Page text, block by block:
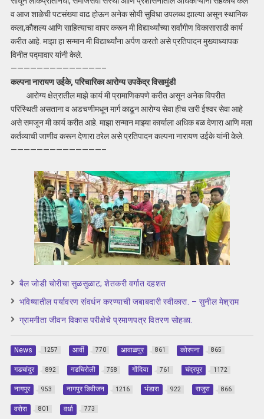
व आज शाळेची पटसंख्या वाढ होऊन अनेक सोयी सुविधा उपलब्ध झाल्या असून स्थानिक
कला,कौशल्य आणि साहित्याचा वापर करून मी विद्यार्थ्यांच्या सर्वांगीण विकासासाठी कार्य
करीत आहे. माझा हा सन्मान मी विद्यार्थ्यांना अर्पण करतो असे प्रतिपादन मुख्याध्यापक
विनीत पद्मावार यांनी केले.
——————————————–
कल्पना नारायण उईके, परिचारिका आरोग्य उपकेंद्र विसामुंडी
आरोग्य क्षेत्रातील माझे कार्य मी प्रामाणिकपणे करीत असून अनेक विपरीत
परिस्थिती असताना व अडचणीमधून मार्ग काढून आरोग्य सेवा हीच खरी ईश्वर सेवा आहे
असे समजून मी कार्य करीत आहे. माझा सन्मान माझ्या कार्याला अधिक बळ देणारा आणि मला
कर्तव्याची जाणीव करून देणारा ठरेल असे प्रतिपादन कल्पना नारायण उईके यांनी केले.
——————————————–
बैल जोडी चोरीचा सुळसुळाट; शेतकरी वर्गात दहशत
भविष्यातील पर्यावरण संवर्धन करण्याची जबाबदारी स्वीकारा. – सुनील मेश्राम
ग्रामगीता जीवन विकास परीक्षेचे प्रमाणपत्र वितरण सोहळा.
News 1257 आर्वी 770 आवाळपुर 861 कोरपना 865
गडचांदुर 892 गडचिरोली 758 गोंदिया 761 चंद्रपूर 1172
नागपुर 953 नागपुर डिवीजन 1216 भंडारा 922 राजुरा 866
वरोरा 801 वर्धा 773